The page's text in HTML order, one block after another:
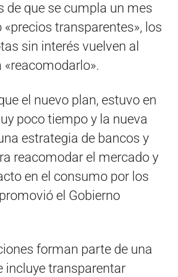
de que se cumpla un mes
transparentes», los
sin interés vuelven al
el nuevo plan, estuvo en
poco tiempo y la nueva
estrategia de bancos y
reacomodar el mercado y
en el consumo por los
el Gobierno
forman parte de una
incluye transparentar